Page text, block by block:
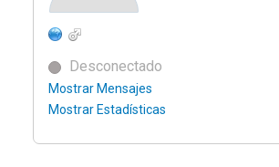
Desconectado
Mostrar Mensajes
Mostrar Estadísticas